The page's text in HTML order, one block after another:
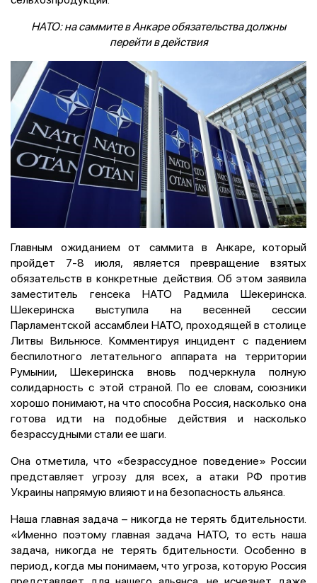
НАТО: на саммите в Анкаре обязательства должны
перейти в действия
Главным ожиданием от саммита в Анкаре, который
пройдет 7-8 июля, является превращение взятых
обязательств в конкретные действия. Об этом заявила
заместитель генсека НАТО Радмила Шекеринска.
Шекеринска выступила на весенней сессии
Парламентской ассамблеи НАТО, проходящей в столице
Литвы Вильнюсе. Комментируя инцидент с падением
беспилотного летательного аппарата на территории
Румынии, Шекеринска вновь подчеркнула полную
солидарность с этой страной. По ее словам, союзники
хорошо понимают, на что способна Россия, насколько она
готова идти на подобные действия и насколько
безрассудными стали ее шаги.
Она отметила, что «безрассудное поведение» России
представляет угрозу для всех, а атаки РФ против
Украины напрямую влияют и на безопасность альянса.
Наша главная задача – никогда не терять бдительности.
«Именно поэтому главная задача НАТО, то есть наша
задача, никогда не терять бдительности. Особенно в
период, когда мы понимаем, что угроза, которую Россия